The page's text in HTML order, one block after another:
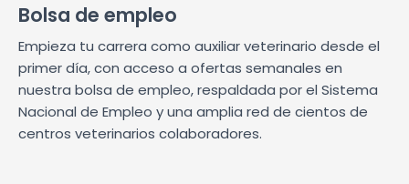
Bolsa de empleo
Empieza tu carrera como auxiliar veterinario desde el
primer día, con acceso a ofertas semanales en
nuestra bolsa de empleo, respaldada por el Sistema
Nacional de Empleo y una amplia red de cientos de
centros veterinarios colaboradores.